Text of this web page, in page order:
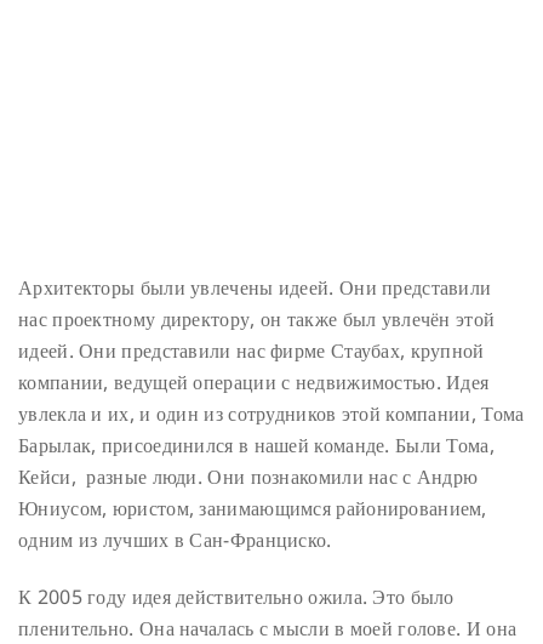
Архитекторы были увлечены идеей. Они представили
нас проектному директору, он также был увлечён этой
идеей. Они представили нас фирме Стаубах, крупной
компании, ведущей операции с недвижимостью. Идея
увлекла и их, и один из сотрудников этой компании, Тома
Барылак, присоединился в нашей команде. Были Тома,
Кейси, разные люди. Они познакомили нас с Андрю
Юниусом, юристом, занимающимся районированием,
одним из лучших в Сан-Франциско.
К 2005 году идея действительно ожила. Это было
пленительно. Она началась с мысли в моей голове. И она